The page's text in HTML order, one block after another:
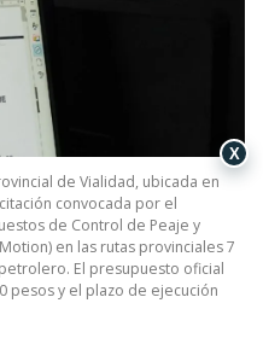
de Vialidad, ubicada en
convocada por el
de Control de Peaje y
en las rutas provinciales 7
El presupuesto oficial
pesos y el plazo de ejecución
X